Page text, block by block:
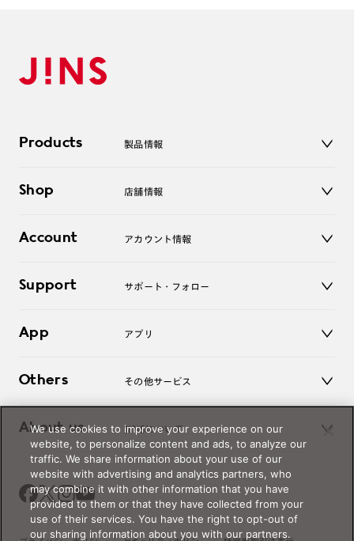
Products 製品情報
サングラス
コンタクトレンズ
アクセサリー
Shop 店舗情報
オンラインショップ
Account アカウント情報
ログアウト
Support サポート・フォロー
よくあるご質問
お問い合わせ
App アプリ
Others その他サービス
レンズ交換
オンラインギフト
価格案内
About us JINSについて
Magnify Life
会社概要
採用情報
法人のお客様
出店について
We use cookies to improve your experience on our
website, to personalize content and ads, to analyze our
traffic. We share information about your use of our
website with advertising and analytics partners, who
may combine it with other information that you have
provided to them or that they have collected from your
use of their services. You have the right to opt-out of
our sharing information about you with our partners.